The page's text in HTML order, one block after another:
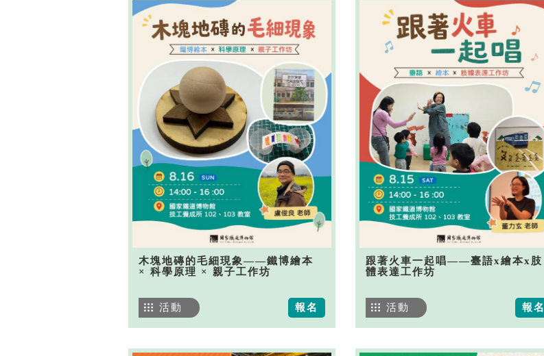
木塊地磚的毛細現象——鐵博繪本
× 科學原理 × 親子工作坊
報名
活動
跟著火車一起唱——臺語x繪本x肢
體表達工作坊
報名
活動